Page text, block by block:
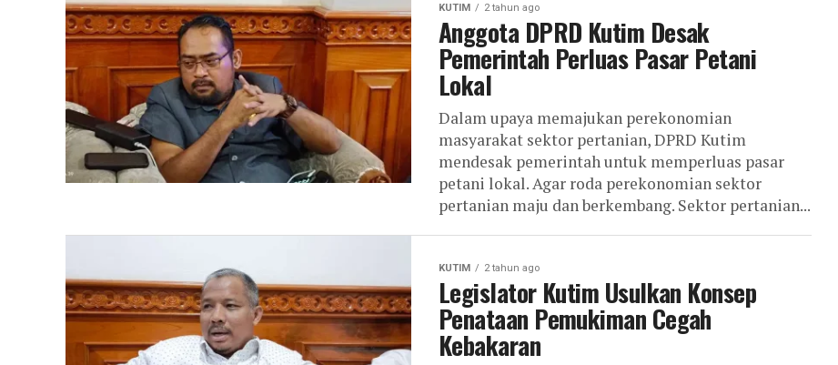
KUTIM 2 tahun ago
Anggota DPRD Kutim Desak
Pemerintah Perluas Pasar Petani
Lokal
Dalam upaya memajukan perekonomian
masyarakat sektor pertanian, DPRD Kutim
mendesak pemerintah untuk memperluas pasar
petani lokal. Agar roda perekonomian sektor
pertanian maju dan berkembang. Sektor pertanian...
KUTIM 2 tahun ago
Legislator Kutim Usulkan Konsep
Penataan Pemukiman Cegah
Kebakaran